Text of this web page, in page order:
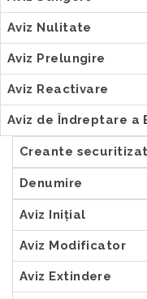
Aviz Nulitate
Aviz Prelungire
Aviz Reactivare
Aviz de Îndreptare
Creante
Denumire
Aviz Inițial
Aviz Modificator
Aviz Extindere